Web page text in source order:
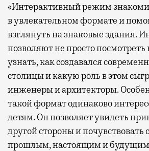
«Интерактивный режим
в увлекательном формате и
взглянуть на знаковые здания.
позволяют не просто посмотреть
узнать, как создавался
столицы и какую роль в этом
инженеры и архитекторы.
такой формат одинаково
детям. Он позволяет увидеть
другой стороны и почувствовать
прошлым, настоящим и